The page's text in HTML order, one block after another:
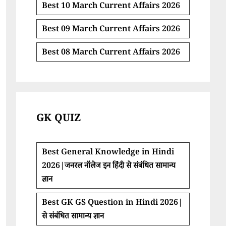
Best 10 March Current Affairs 2026
Best 09 March Current Affairs 2026
Best 08 March Current Affairs 2026
GK QUIZ
Best General Knowledge in Hindi
2026|जनरल नॉलेज इन हिंदी से संबंधित सामान्य
ज्ञान
Best GK GS Question in Hindi 2026|
से संबंधित सामान्य ज्ञान